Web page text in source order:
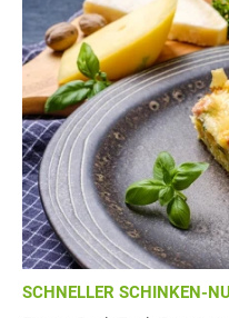
SCHNELLER SCHINKEN-